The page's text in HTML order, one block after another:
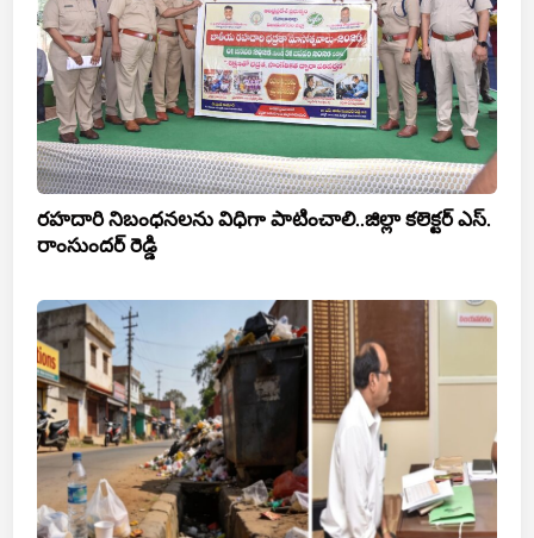
రహదారి నిబంధనలను విధిగా పాటించాలి..జిల్లా కలెక్టర్ ఎస్.
రాంసుందర్ రెడ్డి